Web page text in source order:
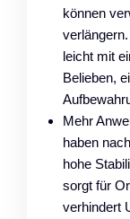
können
leicht mit
Belieben,
Mehr
haben
hohe
sorgt für
verhindert